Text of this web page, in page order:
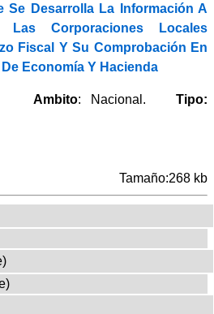
Se Desarrolla La Información A
Las Corporaciones Locales
Fiscal Y Su Comprobación En
Economía Y Hacienda
Ambito: Nacional.Tipo:
Tamaño:268 kb